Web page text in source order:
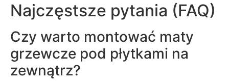
Najczęstsze pytania (FAQ)
Czy warto montować maty
grzewcze pod płytkami na
zewnątrz?